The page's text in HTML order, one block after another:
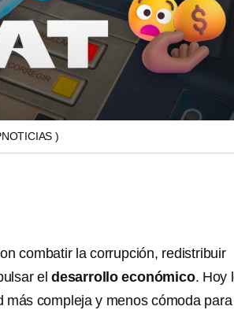
)
combatir la corrupción, redistribuir
eldesarrollo económico. Hoy
compleja y menos cómoda